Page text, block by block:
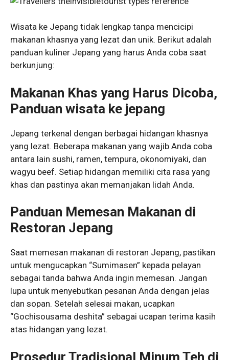
Wisata ke Jepang tidak lengkap tanpa mencicipi
makanan khasnya yang lezat dan unik. Berikut adalah
panduan kuliner Jepang yang harus Anda coba saat
berkunjung:
Makanan Khas yang Harus Dicoba,
Panduan wisata ke jepang
Jepang terkenal dengan berbagai hidangan khasnya
yang lezat. Beberapa makanan yang wajib Anda coba
antara lain sushi, ramen, tempura, okonomiyaki, dan
wagyu beef. Setiap hidangan memiliki cita rasa yang
khas dan pastinya akan memanjakan lidah Anda.
Panduan Memesan Makanan di
Restoran Jepang
Saat memesan makanan di restoran Jepang, pastikan
untuk mengucapkan “Sumimasen” kepada pelayan
sebagai tanda bahwa Anda ingin memesan. Jangan
lupa untuk menyebutkan pesanan Anda dengan jelas
dan sopan. Setelah selesai makan, ucapkan
“Gochisousama deshita” sebagai ucapan terima kasih
atas hidangan yang lezat.
Prosedur Tradisional Minum Teh di